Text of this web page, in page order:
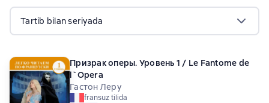
Tartib bilan seriyada
Призрак оперы. Уровень 1 / Le Fantome de
l`Opera
Гастон Леру
fransuz tilida